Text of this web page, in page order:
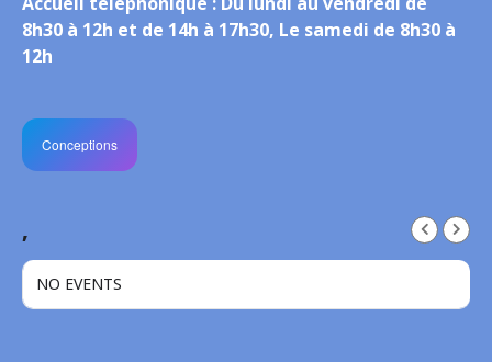
8h30 à 12h et de 14h à 17h30, Le samedi de 8h30 à
12h
Conceptions
,
NO EVENTS